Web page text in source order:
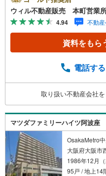
ッシ、収納棚取付など
便利なロケーション！
便利な立地！■向かい
すいロケーション！
徒歩4分！・『ロー
室6帖以上のゆとりあ
ださい。■キッズスペ
がいらっしゃるご家
日】定休日はござい
ります。
ウィル不動産販売 本町営業
4.94 不動
資料をもら
電話する
取り扱い不動産会社
マツダファミリーハイツ阿波座
OsakaMetro
大阪府大阪市
1986年12月（
95戸 / 地上14